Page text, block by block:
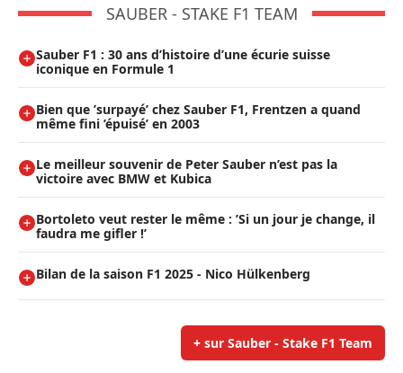
SAUBER - STAKE F1 TEAM
Sauber F1 : 30 ans d’histoire d’une écurie suisse
iconique en Formule 1
Bien que ’surpayé’ chez Sauber F1, Frentzen a quand
même fini ’épuisé’ en 2003
Le meilleur souvenir de Peter Sauber n’est pas la
victoire avec BMW et Kubica
Bortoleto veut rester le même : ’Si un jour je change, il
faudra me gifler !’
Bilan de la saison F1 2025 - Nico Hülkenberg
+ sur Sauber - Stake F1 Team